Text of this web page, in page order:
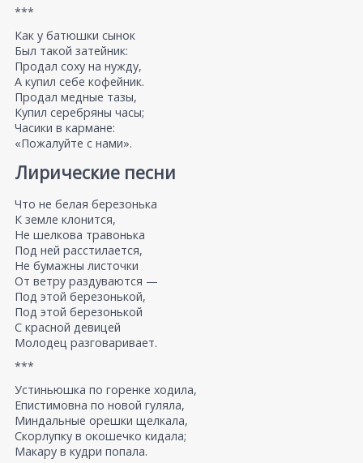
***
Как у батюшки сынок
Был такой затейник:
Продал соху на нужду,
А купил себе кофейник.
Продал медные тазы,
Купил серебряны часы;
Часики в кармане:
«Пожалуйте с нами».
Лирические песни
Что не белая березонька
К земле клонится,
Не шелкова травонька
Под ней расстилается,
Не бумажны листочки
От ветру раздуваются —
Под этой березонькой,
Под этой березонькой
С красной девицей
Молодец разговаривает.
***
Устиньюшка по горенке ходила,
Епистимовна по новой гуляла,
Миндальные орешки щелкала,
Скорлупку в окошечко кидала;
Макару в кудри попала.